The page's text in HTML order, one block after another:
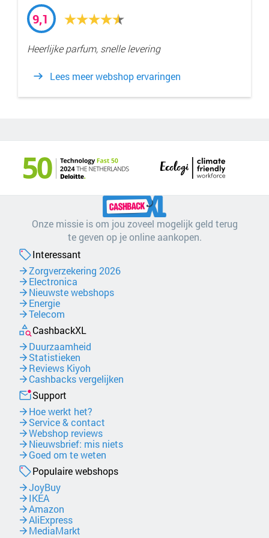
9,1
Heerlijke parfum, snelle levering
Lees meer webshop ervaringen
Onze missie is om jou zoveel mogelijk geld terug
te geven op je online aankopen.
Interessant
Zorgverzekering 2026
Electronica
Nieuwste webshops
Energie
Telecom
CashbackXL
Duurzaamheid
Statistieken
Reviews Kiyoh
Cashbacks vergelijken
Support
Hoe werkt het?
Service & contact
Webshop reviews
Nieuwsbrief: mis niets
Goed om te weten
Populaire webshops
JoyBuy
IKEA
Amazon
AliExpress
MediaMarkt